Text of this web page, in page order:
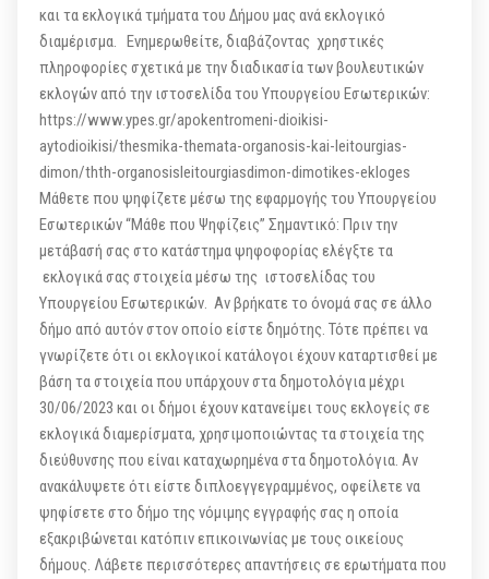
και τα εκλογικά τμήματα του Δήμου μας ανά εκλογικό
διαμέρισμα. Ενημερωθείτε, διαβάζοντας χρηστικές
πληροφορίες σχετικά με την διαδικασία των βουλευτικών
εκλογών από την ιστοσελίδα του Υπουργείου Εσωτερικών:
https://www.ypes.gr/apokentromeni-dioikisi-
aytodioikisi/thesmika-themata-organosis-kai-leitourgias-
dimon/thth-organosisleitourgiasdimon-dimotikes-ekloges
Μάθετε που ψηφίζετε μέσω της εφαρμογής του Υπουργείου
Εσωτερικών “Μάθε που Ψηφίζεις” Σημαντικό: Πριν την
μετάβασή σας στο κατάστημα ψηφοφορίας ελέγξτε τα
εκλογικά σας στοιχεία μέσω της ιστοσελίδας του
Υπουργείου Εσωτερικών. Αν βρήκατε το όνομά σας σε άλλο
δήμο από αυτόν στον οποίο είστε δημότης. Τότε πρέπει να
γνωρίζετε ότι οι εκλογικοί κατάλογοι έχουν καταρτισθεί με
βάση τα στοιχεία που υπάρχουν στα δημοτολόγια μέχρι
30/06/2023 και οι δήμοι έχουν κατανείμει τους εκλογείς σε
εκλογικά διαμερίσματα, χρησιμοποιώντας τα στοιχεία της
διεύθυνσης που είναι καταχωρημένα στα δημοτολόγια. Αν
ανακάλυψετε ότι είστε διπλοεγγεγραμμένος, οφείλετε να
ψηφίσετε στο δήμο της νόμιμης εγγραφής σας η οποία
εξακριβώνεται κατόπιν επικοινωνίας με τους οικείους
δήμους. Λάβετε περισσότερες απαντήσεις σε ερωτήματα που